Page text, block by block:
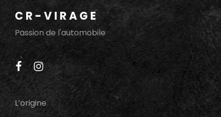
CIRCUIT
PAUL
RICARD
CR-VIRAGE
Passion de l'automobile
facebook
instagram
L’origine